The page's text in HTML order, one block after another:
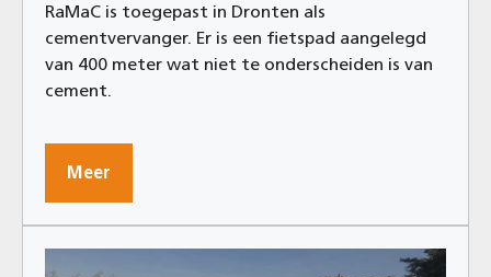
RaMaC is toegepast in Dronten als
cementvervanger. Er is een fietspad aangelegd
van 400 meter wat niet te onderscheiden is van
cement.
Meer